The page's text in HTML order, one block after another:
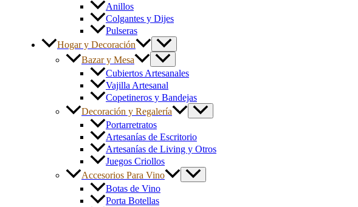
Anillos
Colgantes y Dijes
Pulseras
Hogar y Decoración
Bazar y Mesa
Cubiertos Artesanales
Vajilla Artesanal
Copetineros y Bandejas
Decoración y Regalería
Portarretratos
Artesanías de Escritorio
Artesanías de Living y Otros
Juegos Criollos
Accesorios Para Vino
Botas de Vino
Porta Botellas